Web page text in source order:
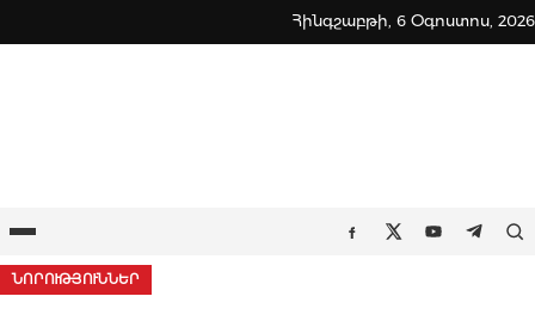
to
Հինգշաբթի, 6 Օգոստոս, 2026
Ընտրացանկ Facebook
TwitterYoutube
ՆՈՐՈՒԹՅՈՒՆՆԵՐ